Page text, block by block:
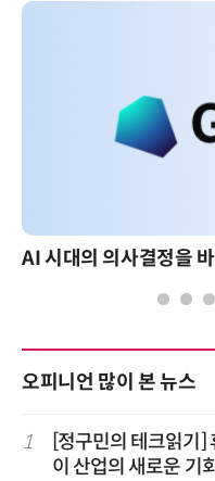
오피니언 많이 본 뉴스
1
[정구민의 테크읽기]
이 산업의 새로운 기회